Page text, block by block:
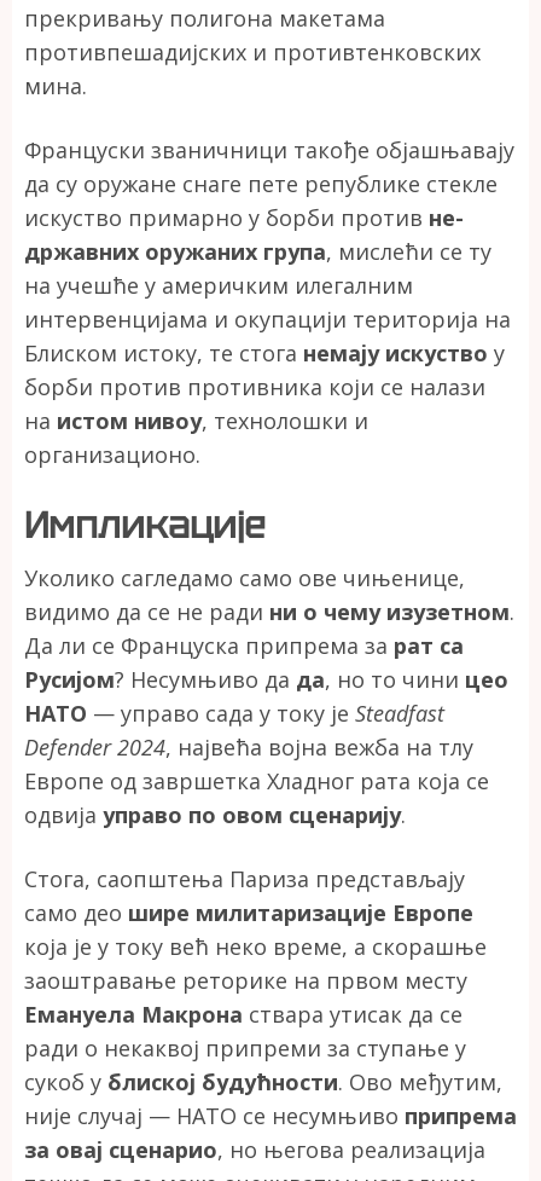
прекривању полигона макетама
противпешадијских и противтенковских
мина.
Француски званичници такође објашњавају
да су оружане снаге пете републике стекле
искуство примарно у борби против не-
државних оружаних група, мислећи се ту
на учешће у америчким илегалним
интервенцијама и окупацији територија на
Блиском истоку, те стога немају искуство у
борби против противника који се налази
на истом нивоу, технолошки и
организационо.
Импликације
Уколико сагледамо само ове чињенице,
видимо да се не ради ни о чему изузетном.
Да ли се Француска припрема за рат са
Русијом? Несумњиво да да, но то чини цео
НАТО — управо сада у току је Steadfast
Defender 2024, највећа војна вежба на тлу
Европе од завршетка Хладног рата која се
одвија управо по овом сценарију.
Стога, саопштења Париза представљају
само део шире милитаризације Европе
која је у току већ неко време, а скорашње
заоштравање реторике на првом месту
Емануела Макрона ствара утисак да се
ради о некаквој припреми за ступање у
сукоб у блиској будућности. Ово међутим,
није случај — НАТО се несумњиво припрема
за овај сценарио, но његова реализација